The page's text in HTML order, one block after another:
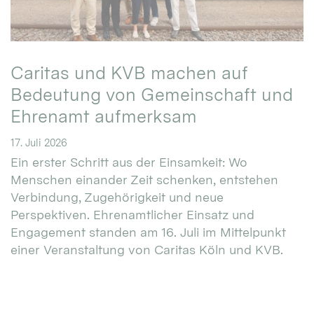
Caritas und KVB machen auf
Bedeutung von Gemeinschaft und
Ehrenamt aufmerksam
17. Juli 2026
Ein erster Schritt aus der Einsamkeit: Wo
Menschen einander Zeit schenken, entstehen
Verbindung, Zugehörigkeit und neue
Perspektiven. Ehrenamtlicher Einsatz und
Engagement standen am 16. Juli im Mittelpunkt
einer Veranstaltung von Caritas Köln und KVB.